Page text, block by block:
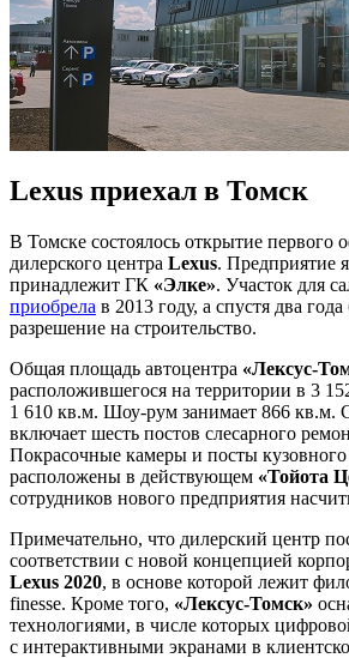
Lexus приехал в Томск
В Томске состоялось открытие первого
дилерcкого центра Lexus. Предприятие
принадлежит ГК «Элке». Участок для
приобрела в 2013 году, а спустя два
разрешение на строительство.
Общая площадь автоцентра «Лексус-
расположившегося на территории в 3
1 610 кв.м. Шоу-рум занимает 866 кв.м.
включает шесть постов слесарного
Покрасочные камеры и посты кузовного
расположены в действующем «Тойота
сотрудников нового предприятия
Примечательно, что дилерский центр
соответствии с новой концепцией
Lexus 2020, в основе которой лежит
finesse. Кроме того, «Лексус-Томск»
технологиями, в числе которых
с интерактивными экранами в